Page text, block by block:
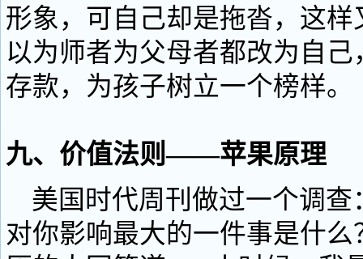
形象，可自己却是拖沓，这
以为师者为父母者都改为自
存款，为孩子树立一个榜样。
九、价值法则——苹果原理
美国时代周刊做过一个调查
对你影响最大的一件事是什